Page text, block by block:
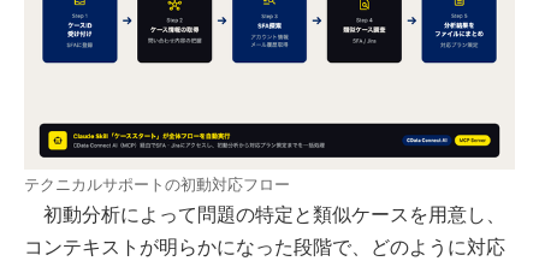
テクニカルサポートの初動対応フロー
初動分析によって問題の特定と類似ケースを用意し、
コンテキストが明らかになった段階で、どのように対応